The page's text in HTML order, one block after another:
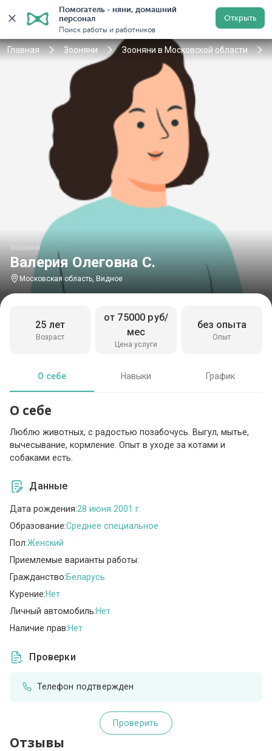
Помогатель - няни, домашний
персонал
Поиск работы и работников
Открыть
Регистрация
Главная Зооняни Зооняни в Московской области
Валерия Олеговна С.
Зооняня
Московская область, Видное
Возраст
25 лет
Цена услуги
от 75000 руб/
мес
Опыт
без опыта
О себе Навыки График
О себе
Люблю животных, с радостью позабочусь. Выгул, мытье,
вычесывание, кормление. Опыт в уходе за котами и
собаками есть.
Данные
Дата рождения:28 июня 2001 г.
Образование:Среднее специальное
Пол:Женский
Приемлемые варианты работы:
Гражданство:Беларусь
Курение:Нет
Личный автомобиль:Нет
Наличие прав:Нет
Проверки
Телефон подтвержден
Проверить
Отзывы